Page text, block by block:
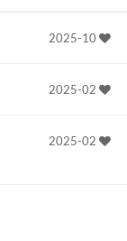
2025-10
2025-02
2025-02